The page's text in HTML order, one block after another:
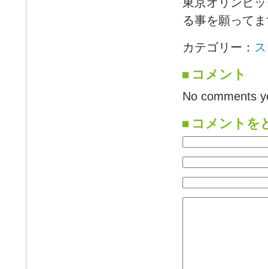
る事を願って
カテゴリー：
コメント
No comments
コメントを